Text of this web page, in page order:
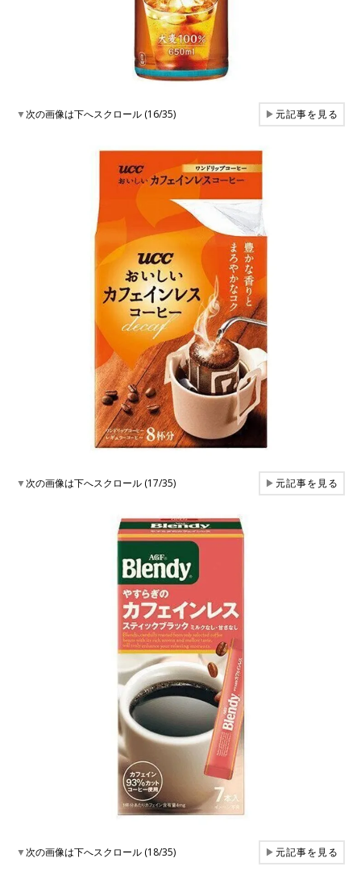
▼次の画像は下へスクロール (16/35) ▶元記事を見る
▼次の画像は下へスクロール (17/35) ▶元記事を見る
▼次の画像は下へスクロール (18/35) ▶元記事を見る